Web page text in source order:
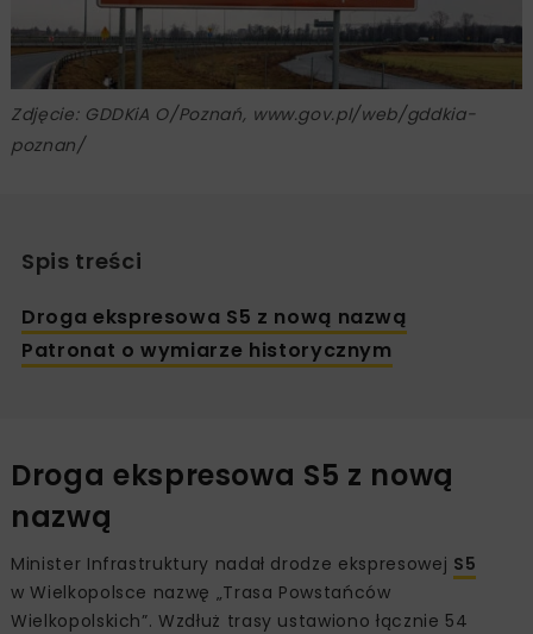
Zdjęcie: GDDKiA O/Poznań, www.gov.pl/web/gddkia-
poznan/
Spis treści
Droga ekspresowa S5 z nową nazwą
Patronat o wymiarze historycznym
Droga ekspresowa S5 z nową
nazwą
Minister Infrastruktury nadał drodze ekspresowej S5
w Wielkopolsce nazwę „Trasa Powstańców
Wielkopolskich”. Wzdłuż trasy ustawiono łącznie 54